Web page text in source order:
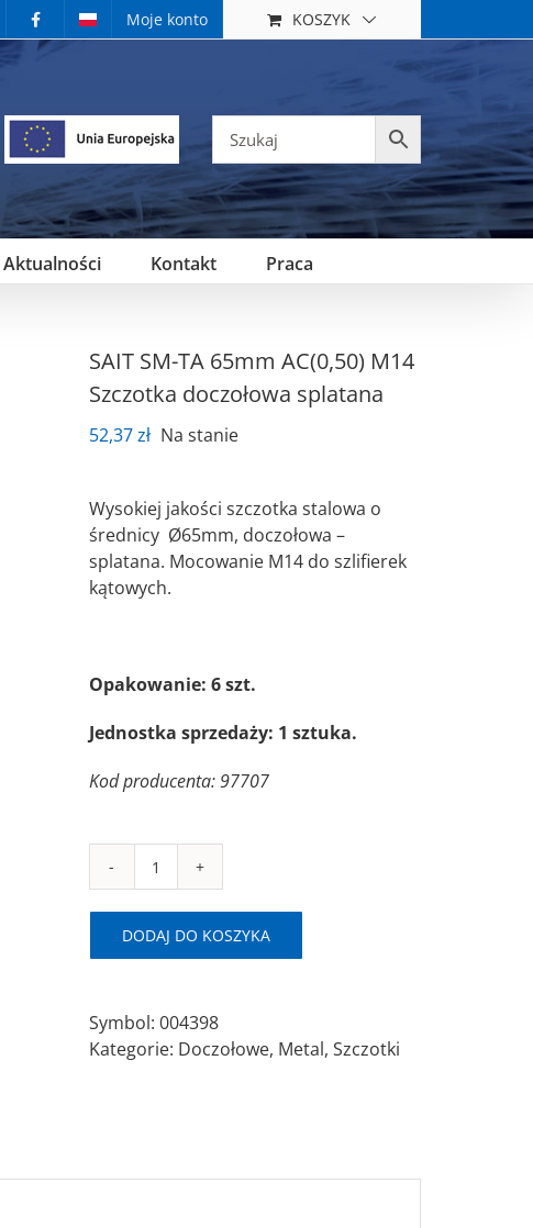
Moje konto KOSZYK
Aktualności Kontakt Praca
SAIT SM-TA 65mm AC(0,50) M14
Szczotka doczołowa splatana
52,37zł Na stanie
Wysokiej jakości szczotka stalowa o
średnicy Ø65mm, doczołowa –
splatana. Mocowanie M14 do szlifierek
kątowych.
Opakowanie: 6 szt.
Jednostka sprzedaży: 1 sztuka.
Kod producenta: 97707
ilość
SM-
TA
AC(0,50)
M14
Szczotka
DODAJ DO KOSZYKA
Symbol: 004398
Kategorie: Doczołowe, Metal, Szczotki